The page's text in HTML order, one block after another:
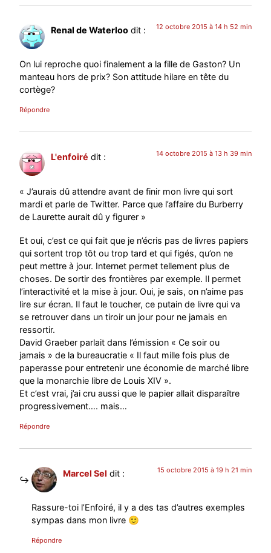
Renal de Waterloo dit : 12 octobre 2015 à 14 h 52 min
On lui reproche quoi finalement a la fille de Gaston? Un
manteau hors de prix? Son attitude hilare en tête du
cortège?
Répondre
L'enfoiré dit : 14 octobre 2015 à 13 h 39 min
« J’aurais dû attendre avant de finir mon livre qui sort
mardi et parle de Twitter. Parce que l’affaire du Burberry
de Laurette aurait dû y figurer »
Et oui, c’est ce qui fait que je n’écris pas de livres papiers
qui sortent trop tôt ou trop tard et qui figés, qu’on ne
peut mettre à jour. Internet permet tellement plus de
choses. De sortir des frontières par exemple. Il permet
l’interactivité et la mise à jour. Oui, je sais, on n’aime pas
lire sur écran. Il faut le toucher, ce putain de livre qui va
se retrouver dans un tiroir un jour pour ne jamais en
ressortir.
David Graeber parlait dans l’émission « Ce soir ou
jamais » de la bureaucratie « Il faut mille fois plus de
paperasse pour entretenir une économie de marché libre
que la monarchie libre de Louis XIV ».
Et c’est vrai, j’ai cru aussi que le papier allait disparaître
progressivement…. mais…
Répondre
Marcel Sel dit : 15 octobre 2015 à 19 h 21 min
Rassure-toi l’Enfoiré, il y a des tas d’autres exemples
sympas dans mon livre 🙂
Répondre